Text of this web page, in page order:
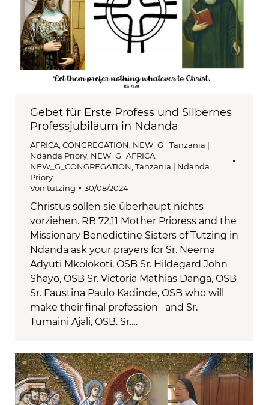
Gebet für Erste Profess und Silbernes
Professjubiläum in Ndanda
AFRICA, CONGREGATION, NEW_G_ Tanzania |
Ndanda Priory, NEW_G_AFRICA,
NEW_G_CONGREGATION, Tanzania | Ndanda
Priory
Von tutzing 30/08/2024
Christus sollen sie überhaupt nichts
vorziehen. RB 72,11 Mother Prioress and the
Missionary Benedictine Sisters of Tutzing in
Ndanda ask your prayers for Sr. Neema
Adyuti Mkolokoti, OSB Sr. Hildegard John
Shayo, OSB Sr. Victoria Mathias Danga, OSB
Sr. Faustina Paulo Kadinde, OSB who will
make their final profession and Sr.
Tumaini Ajali, OSB. Sr.…